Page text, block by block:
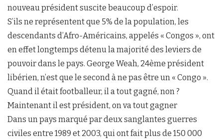
nouveau président suscite beaucoup d’espoir.
S’ils ne représentent que 5% de la population, les
descendants d’Afro-Américains, appelés « Congos », ont
en effet longtemps détenu la majorité des leviers de
pouvoir dans le pays. George Weah, 24ème président
libérien, n’est que le second à ne pas être un « Congo ».
Quand il était footballeur, il a tout gagné, non ?
Maintenant il est président, on va tout gagner
Dans un pays marqué par deux sanglantes guerres
civiles entre 1989 et 2003, qui ont fait plus de 150 000